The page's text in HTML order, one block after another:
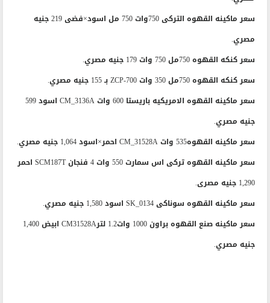
سعر ماكينه القهوه التركى 750وات 750 مل اسود×فضى 219 جنيه
مصري.
سعر كنكه القهوه 750مل 750 وات 179 جنيه مصري.
سعر كنكه القهوه 750مل 350 وات ZCP-700 بـ 155 جنيه مصري.
سعر ماكينه القهوه الامريكيه باريستا 600 وات CM_3136A اسود 599
جنيه مصري.
سعر ماكينه القهوه535 وات CM_31528A احمر×اسود 1,064 جنيه مصري.
سعر ماكينه القهوه تركى اس سمارت 550 وات 4 فنجان SCM187T احمر
1,290 جنيه مصرى.
سعر ماكينه القهوه سوناكى SK_0134 اسود 1,580 جنيه مصري.
سعر ماكينه صنع القهوه براون 1000 وات1.2 لترCM31528A ابيض 1,400
جنيه مصري.